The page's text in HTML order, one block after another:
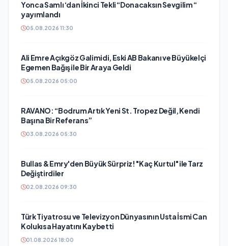
Yonca Samlı ‘dan İkinci Tekli “Donacaksın Sevgilim “
yayımlandı
05.08.2026 11:30
Ali Emre Açıkgöz Galimidi, Eski AB Bakanı ve Büyükelçi
Egemen Bağış ile Bir Araya Geldi
05.08.2026 05:00
RAVANO: “Bodrum Artık Yeni St. Tropez Değil, Kendi
Başına Bir Referans”
03.08.2026 05:30
Bullas & Emry'den Büyük Sürpriz! "Kaç Kurtul" ile Tarz
Değiştirdiler
02.08.2026 09:30
Türk Tiyatrosu ve Televizyon Dünyasının Usta İsmi Can
Kolukısa Hayatını Kaybetti
01.08.2026 18:00